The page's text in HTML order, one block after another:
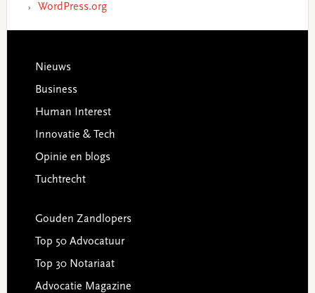
WordPress.org
Footer
Nieuws
Business
Human Interest
Innovatie & Tech
Opinie en blogs
Tuchtrecht
Gouden Zandlopers
Top 50 Advocatuur
Top 30 Notariaat
Advocatie Magazine